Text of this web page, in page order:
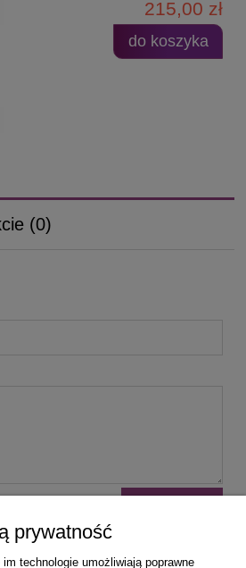
215,00 zł
do koszyka
(0)
prywatność
technologie umożliwiają poprawne